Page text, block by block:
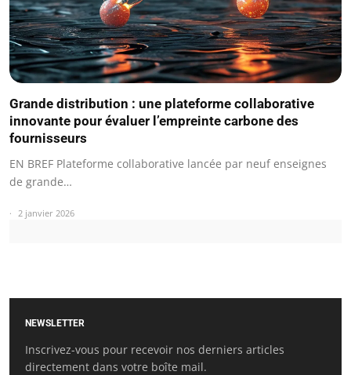
Grande distribution : une plateforme collaborative
innovante pour évaluer l’empreinte carbone des
fournisseurs
EN BREF Plateforme collaborative lancée par neuf enseignes
de grande…
2 janvier 2026
NEWSLETTER
Inscrivez-vous pour recevoir nos derniers articles
directement dans votre boîte mail.